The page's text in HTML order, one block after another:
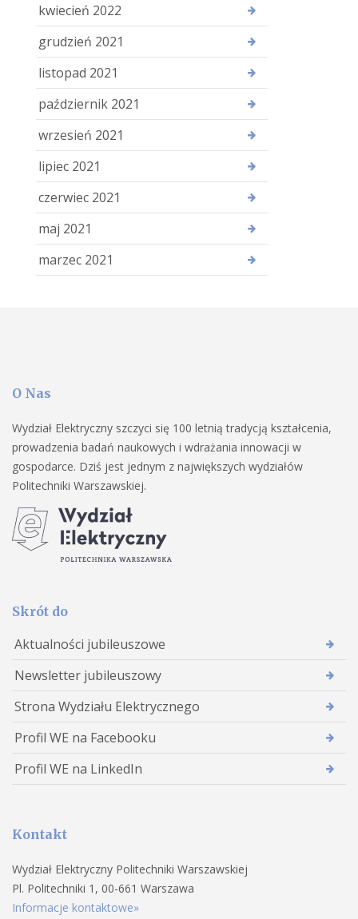
kwiecień 2022
grudzień 2021
listopad 2021
październik 2021
wrzesień 2021
lipiec 2021
czerwiec 2021
maj 2021
marzec 2021
O Nas
Wydział Elektryczny szczyci się 100 letnią tradycją kształcenia,
prowadzenia badań naukowych i wdrażania innowacji w
gospodarce. Dziś jest jednym z największych wydziałów
Politechniki Warszawskiej.
Skrót do
Aktualności jubileuszowe
Newsletter jubileuszowy
Strona Wydziału Elektrycznego
Profil WE na Facebooku
Profil WE na LinkedIn
Kontakt
Wydział Elektryczny Politechniki Warszawskiej
Pl. Politechniki 1, 00-661 Warszawa
Informacje kontaktowe»